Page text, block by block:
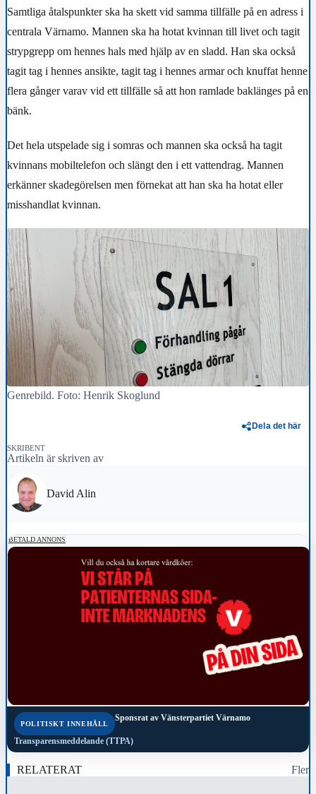
Samtliga åtalspunkter ska ha skett vid samma tillfälle på en adress i
centrala Värnamo. Mannen ska ha hotat kvinnan till livet och tagit
strypgrepp om hennes hals med hjälp av en sladd. Han ska också
tagit tag i hennes ansikte, tagit tag i hennes armar och knuffat henne
flera gånger varav vid ett tillfälle så att hon ramlade baklänges på en
bänk.
Det hela utspelade sig i somras och mannen ska också ha tagit
kvinnans mobiltelefon och slängt den i ett vattendrag. Mannen
erkänner skadegörelsen men förnekat att han ska ha hotat eller
misshandlat kvinnan.
Genrebild. Foto: Henrik Skoglund
Dela det här
SKRIBENT
Artikeln är skriven av
David Alin
BETALD ANNONS
POLITISKT INNEHÅLL
Sponsrat av Vänsterpartiet Värnamo
Transparensmeddelande (TTPA)
RELATERAT Fler